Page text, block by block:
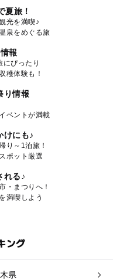
夏旅！
光を満喫♪
泉をめぐる旅
報
にぴったり
穫体験も！
り情報
ベントが満載
けにも♪
り～1泊旅！
ポット厳選
れる♪
・まつりへ！
満喫しよう
ング
県